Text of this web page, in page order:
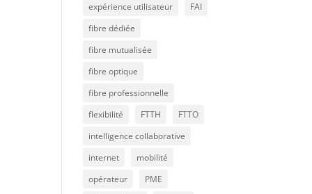
expérience utilisateur
FAI
fibre dédiée
fibre mutualisée
fibre optique
fibre professionnelle
flexibilité
FTTH
FTTO
intelligence collaborative
internet
mobilité
opérateur
PME